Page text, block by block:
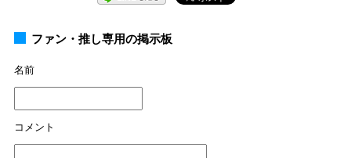
ファン・推し専用の掲示板
名前
コメント